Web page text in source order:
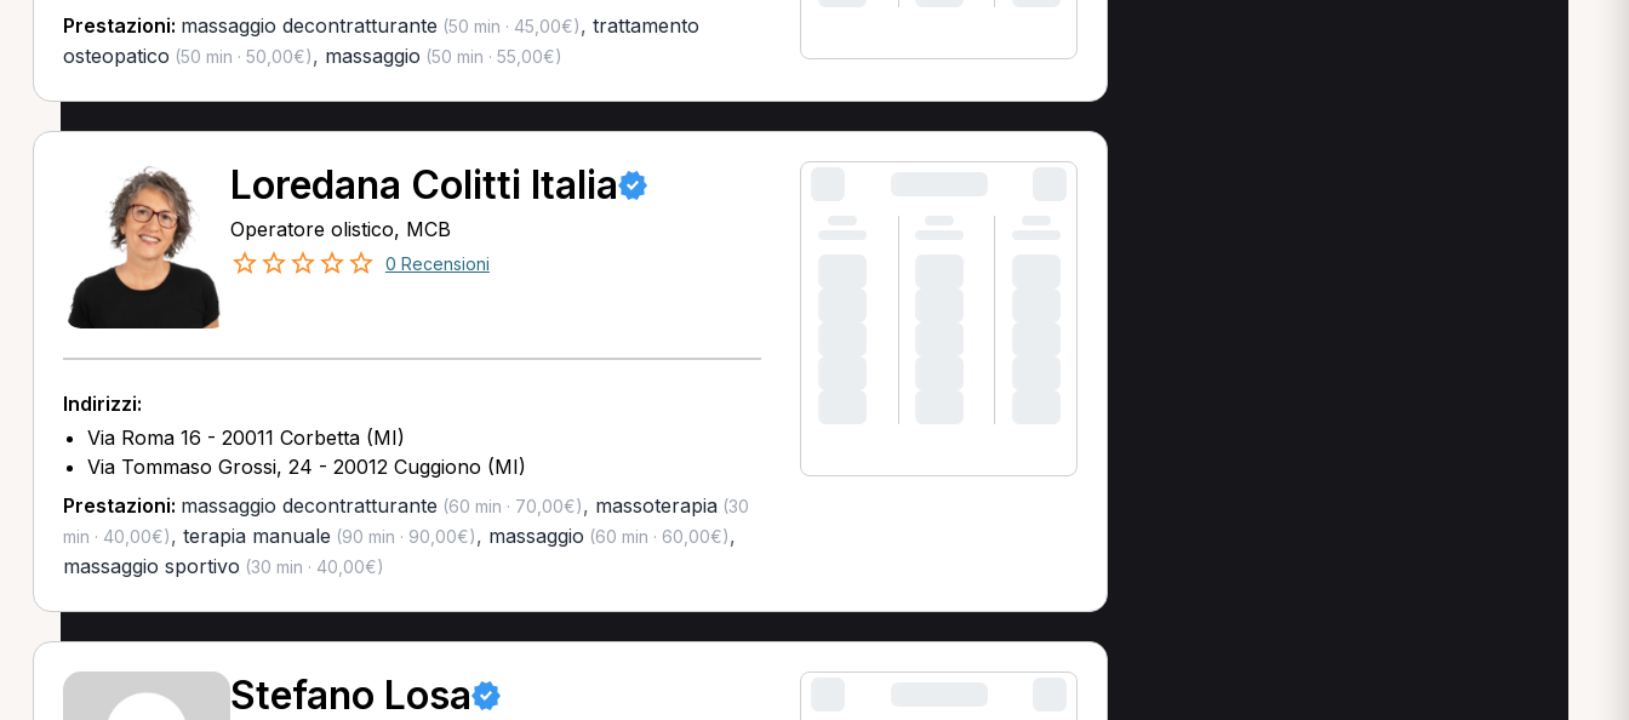
Prestazioni: massaggio decontratturante (50 min · 45,00€), trattamento
osteopatico (50 min · 50,00€), massaggio (50 min · 55,00€)
Loredana Colitti Italia
Operatore olistico, MCB
0 Recensioni
Indirizzi:
Via Roma 16 - 20011 Corbetta (MI)
Via Tommaso Grossi, 24 - 20012 Cuggiono (MI)
Prestazioni: massaggio decontratturante (60 min · 70,00€), massoterapia(30
min · 40,00€), terapia manuale (90 min · 90,00€), massaggio (60 min · 60,00€),
massaggio sportivo (30 min · 40,00€)
Stefano Losa